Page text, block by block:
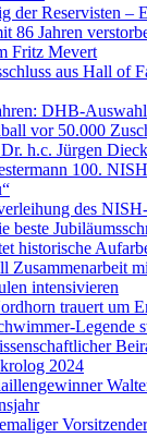
der Reservisten –
86 Jahren
Fritz Mevert
aus Hall of
DHB-
vor 50.000
h.c. Jürgen
100.
des
beste
historische
Zusammenarbeit
intensivieren
trauert um
Legende
2024